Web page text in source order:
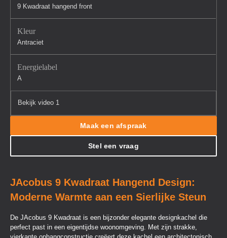
9 Kwadraat hangend front
Kleur
Antraciet
Energielabel
A
Bekijk video 1
Maak een afspraak
Stel een vraag
JAcobus 9 Kwadraat Hangend Design:
Moderne Warmte aan een Sierlijke Steun
De JAcobus 9 Kwadraat is een bijzonder elegante designkachel die
perfect past in een eigentijdse woonomgeving. Met zijn strakke,